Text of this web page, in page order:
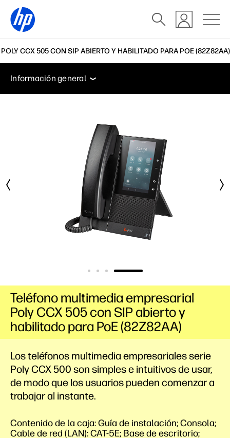
CCX 505 CON SIP ABIERTO Y HABILITADO PARA POE (82Z82AA)
Información general Características
Soporte
Información general
Los teléfonos multimedia empresariales serie
Poly CCX 500 son simples e intuitivos de usar,
de modo que los usuarios pueden comenzar a
trabajar al instante.
Contenido de la caja: Guía de instalación; Consola;
Cable de red (LAN): CAT-5E; Base de escritorio;
Teléfono multimedia empresarial
Poly CCX 505 con SIP abierto y
habilitado para PoE (82Z82AA)